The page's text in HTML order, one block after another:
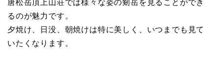
唐松岳頂上山荘では様々な姿の剱岳を見ることができ
るのが魅力です。
夕焼け、日没、朝焼けは特に美しく、いつまでも見て
いたくなります。